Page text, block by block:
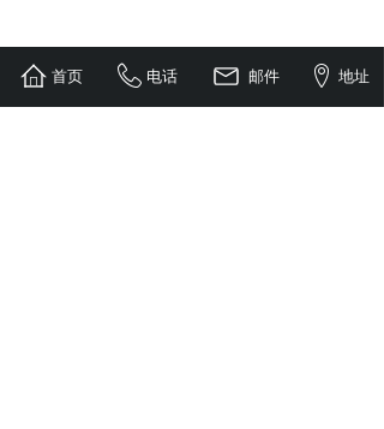
首页 电话 邮件 地址